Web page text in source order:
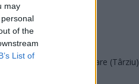
may
of the
List of
SOS (Șoșoacă)
POT (Gavrilă)
PACE (Peia)
Acțiunea Conservatoare (Târziu)